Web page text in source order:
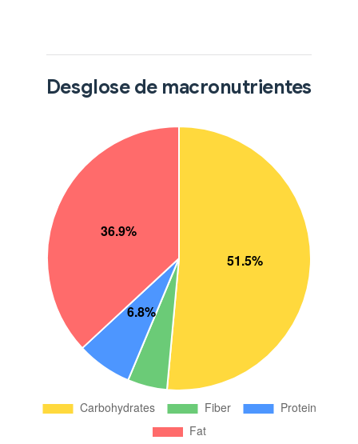
Desglose de macronutrientes